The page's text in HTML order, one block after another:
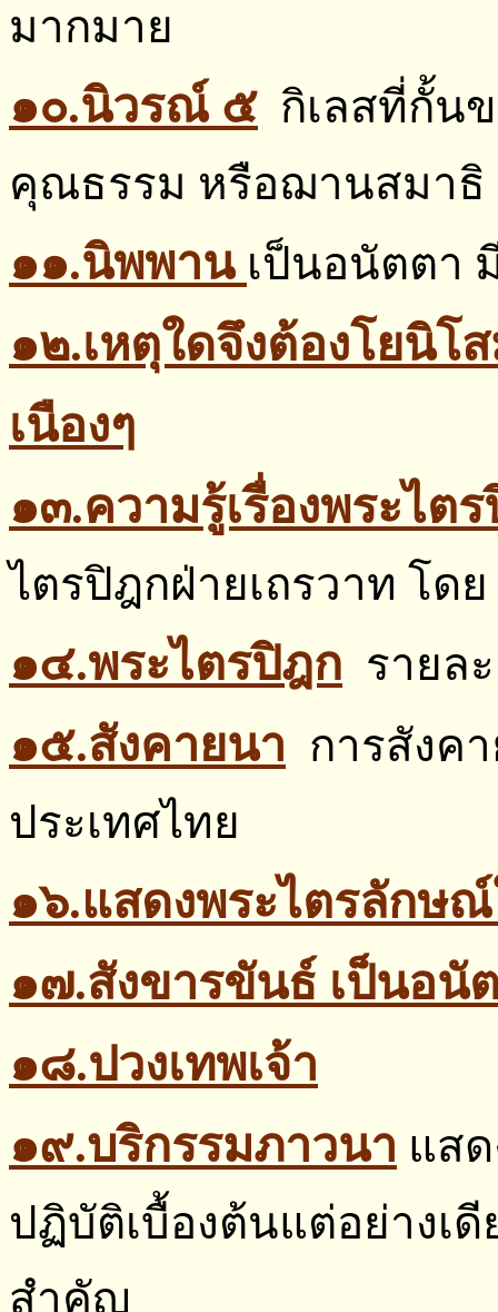
มากมาย
๑๐.นิวรณ์ ๕ กิเลสที่กั้น
คุณธรรม หรือฌานสมาธิ
๑๑.นิพพาน เป็นอนัตตา
๑๒.เหตุใดจึงต้องโยนิโ
เนืองๆ
๑๓.ความรู้เรื่องพระไต
ไตรปิฎกฝ่ายเถรวาท โ
๑๔.พระไตรปิฎก รายล
๑๕.สังคายนา การสังค
ประเทศไทย
๑๖.แสดงพระไตรลักษ
๑๗.สังขารขันธ์ เป็นอนั
๑๘.ปวงเทพเจ้า
๑๙.บริกรรมภาวนา แส
ปฏิบัติเบื้องต้นแต่อย่างเ
สำคัญ